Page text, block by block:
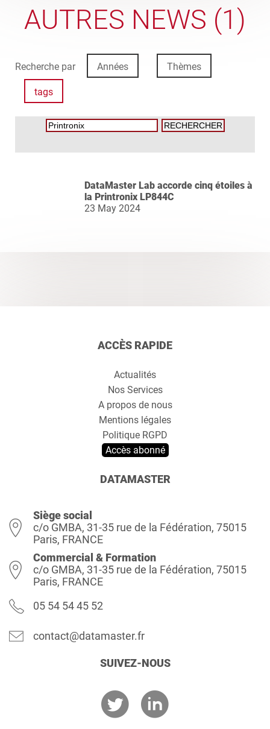
AUTRES NEWS (1)
Recherche par Années Thèmes
tags
DataMaster Lab accorde cinq étoiles à
la Printronix LP844C
23 May 2024
ACCÈS RAPIDE
Actualités
Nos Services
A propos de nous
Mentions légales
Politique RGPD
Accès abonné
DATAMASTER
Siège social
c/o GMBA, 31-35 rue de la Fédération, 75015
Paris, FRANCE
Commercial & Formation
c/o GMBA, 31-35 rue de la Fédération, 75015
Paris, FRANCE
05 54 54 45 52
contact@datamaster.fr
SUIVEZ-NOUS